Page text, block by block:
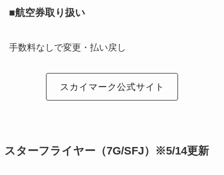
■航空券取り扱い
手数料なしで変更・払い戻し
スカイマーク公式サイト
スターフライヤー（7G/SFJ）※5/14更新